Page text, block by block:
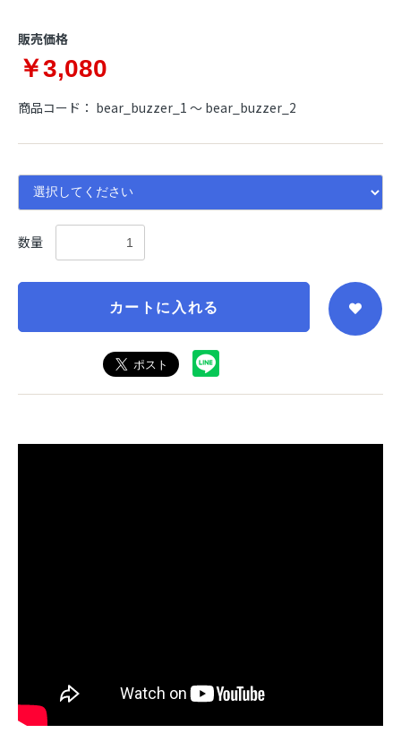
販売価格
￥3,080
商品コード： bear_buzzer_1 ～ bear_buzzer_2
数量
カートに入れる